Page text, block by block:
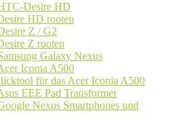
Desire HD
HD rooten
Z / G2
Z rooten
Galaxy Nexus
Iconia A500
für das Acer Iconia A500
EEE Pad Transformer
Nexus Smartphones und